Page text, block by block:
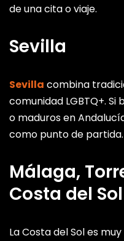
de una cita o viaje.
Sevilla
Sevilla combina
comunidad LGBTQ+. Si
o maduros en
como punto de partida.
Málaga,
Costa del Sol
La Costa del Sol es